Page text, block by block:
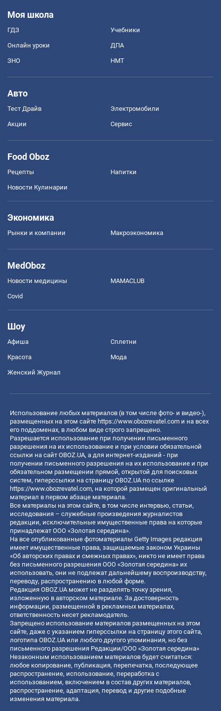
Моя школа
ГДЗ Учебники
Онлайн уроки ДПА
ЗНО НМТ
Авто
Тест Драйв Электромобили
Акции Сервис
Food Oboz
Рецепты Напитки
Новости Кулинарии
Экономика
Рынки и компании Mакроэкономика
MedOboz
Новости медицины MAMACLUB
Covid
Шоу
Афиша Сплетни
Красота Мода
Женский Журнал
Использование любых материалов (в том числе фото- и видео-),
размещенных на этом сайте https://www.obozrevatel.com и на всех
его поддоменах, в любом виде строго запрещено.
Разрешается использование при получении письменного
разрешения на их использование и при условии обязательной
ссылки на сайт OBOZ.UA, а для интернет-изданий - при
получении письменного разрешения на их использование и при
обязательном размещении прямой, открытой для поисковых
систем, гиперссылки на страницу OBOZ.UA по ссылке
https://www.obozrevatel.com, на которой размещен оригинальный
материал в первом абзаце материала.
Все материалы на этом сайте, в том числе интервью, статьи,
исследования – служебные произведения журналистов
редакции, исключительные имущественные права на которые
принадлежат ООО «Золотая середина».
На все опубликованные фотоматериалы Getty Images редакция
имеет имущественные права, защищаемые законом Украины
«Об авторских правах и смежных правах», никто не имеет права
без письменного разрешения ООО «Золотая середина» их
использовать, они не подлежат дальнейшему воспроизводству,
переводу, распространению в любой форме.
Редакция OBOZ.UA может не разделять точку зрения,
изложенную в авторском материале. За достоверность
информации, размещенной в рекламных материалах,
ответственность несет рекламодатель.
Запрещено использование материалов размещенных на этом
сайте, даже с указанием гиперссылки на страницу этого сайта,
логотипа OBOZ.UA или любого другого упоминания, но без
письменного разрешения Редакции/ООО «Золотая середина»
Незаконным использованием материалов будет считаться:
любое копирование, публикация, перепечатка, последующее
распространение, использование, переработка с
использованием, включением в состав других материалов,
распространение, адаптация, перевод и другие подобные
изменения материала.